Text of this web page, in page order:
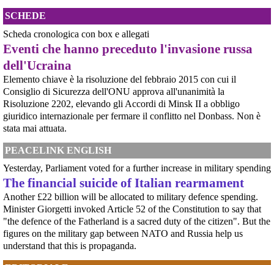
delle Nazioni Unite pubblicato martedì mette a nudo la brutalità e l'entità
della violenza sessuale legata al confl
[News] Accordo di cooperazione militare fra l'Italia e gli Emirati Arabi
Uniti. Ecco i nomi dei senatori che non hanno citato il genocidio del Sudan,
in cui sono coinvolti gli Emirati Arabi Uniti
E' stato approvato - prima con il voto della Camera e poi con quello del
Uniti, il cui coinvolgimento nel genocidio del Sudan è oggetto di indagine da
parte dell'ONU (vedere appendice).Ciò che emer
[News] Caccia di sesta generazione GCAP, c'è una finestra di opportunità per
fermarlo
Ecco le scadenze e i punti deboli del programma militare GCAPA pochi
giorni da una scadenza cruciale per il programma GCAP (Global Combat Air
Programme), il costosissimo caccia di sesta generazione promosso da
Italia, Regno Unito e Giappone, si apre una finestra di opportunità per il
movimento
[News] Armi nucleari ad Aviano, cosa ha deciso oggi il GIP
Il Giudice per le Indagini Preliminari del Tribunale di Pordenone ha deciso di
riservarsi sulla richiesta di opposizione all’archiviazione presentata da un
gruppo di cittadini e associazioni riguardo alla presenza di armi nucleari
statunitensi nella base USAF di Aviano. L’attesa decisi
[News] Parte in Finlandia la manifestazione contro il riarmo europeo
Helsinki, mobilitazione contro il riarmo europeo: “Welfare, not warfare”Anche
in Finlandia, oggi 14 giugno 2026, cittadini e organizzazioni pacifiste stanno
SCHEDE
Scheda cronologica con box e allegati
Eventi che hanno preceduto l'invasione russa
dell'Ucraina
Elemento chiave è la risoluzione del febbraio 2015 con cui il
Consiglio di Sicurezza dell'ONU approva all'unanimità la
Risoluzione 2202, elevando gli Accordi di Minsk II a obbligo
giuridico internazionale per fermare il conflitto nel Donbass. Non è
stata mai attuata.
PEACELINK ENGLISH
Yesterday, Parliament voted for a further increase in military spending
The financial suicide of Italian rearmament
Another £22 billion will be allocated to military defence spending.
Minister Giorgetti invoked Article 52 of the Constitution to say that
"the defence of the Fatherland is a sacred duty of the citizen". But the
figures on the military gap between NATO and Russia help us
understand that this is propaganda.